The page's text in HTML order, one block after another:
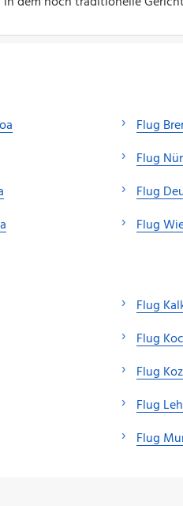
Flug
Flug
Flug
Flug
Flug
Flug
Flug
Flug Leh
Flug